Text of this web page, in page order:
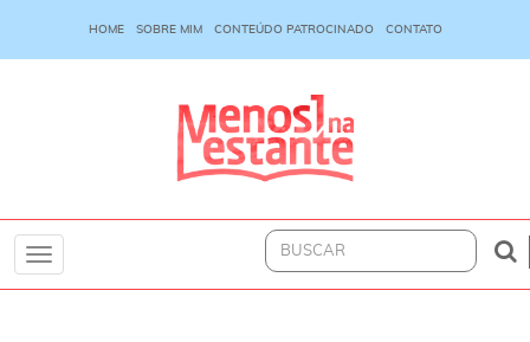
HOME SOBRE MIM CONTEÚDO PATROCINADO CONTATO
Toggle